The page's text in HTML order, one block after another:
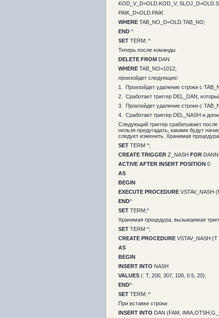
KOD_V_D=OLD.KOD_V,
PAIK_D=OLD.PAIK
WHERE TAB_NO_D=OLD.TAB_NO;
END ^
SET TERM; ^
Теперь после команды
DELETE FROM DAN
WHERE TAB_NO=1012;
произойдет следующее:
1. Произойдет удаление строки с
2. Сработает триггер DEL_DAN,
3. Произойдет удаление строки с
4. Сработает триггер DEL_NASH и
Следующий триггер срабатывает
нельзя предугадать, какими будут
следует изменить. Хранимая
SET TERM ^;
CREATE TRIGGER Z_NASH FOR
ACTIVE AFTER INSERT POSITION 0
AS
BEGIN
EXECUTE PROCEDURE VSTAV_NASH
END^
SET TERM;^
Хранимая процедура, вызываемая
SET TERM ^;
CREATE PROCEDURE VSTAV_NASH (T
AS
BEGIN
INSERT INTO NASH
VALUES (: T, 200, 307, 100, 0.5, 20);
END^
SET TERM; ^
При вставке строки
INSERT INTO DAN (FAM,